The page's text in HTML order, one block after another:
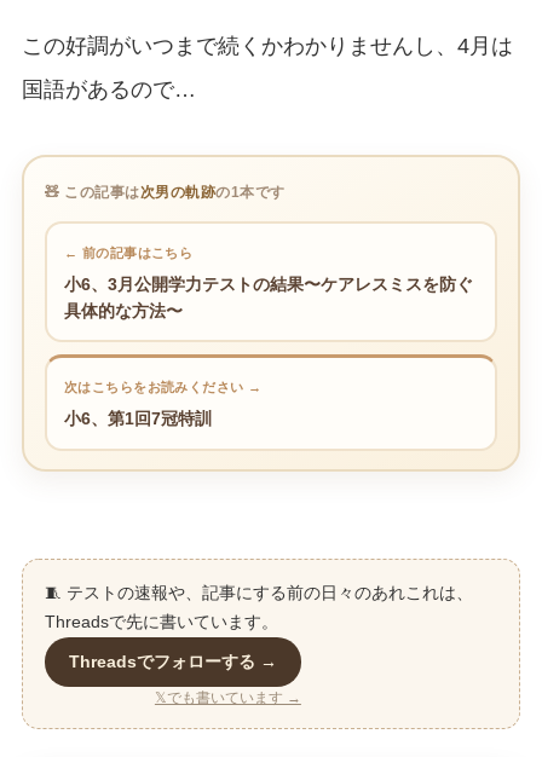
この好調がいつまで続くかわかりませんし、4月は
国語があるので…
🧸 この記事は次男の軌跡の1本です
← 前の記事はこちら
小6、3月公開学力テストの結果〜ケアレスミスを防ぐ
具体的な方法〜
次はこちらをお読みください →
小6、第1回7冠特訓
🧵 テストの速報や、記事にする前の日々のあれこれは、
Threadsで先に書いています。
Threadsでフォローする →
𝕏でも書いています →